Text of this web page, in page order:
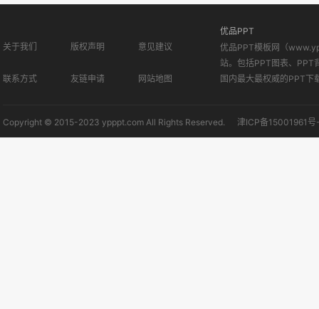
关于我们 版权声明 意见建议
联系方式 友链申请 网站地图
优品PPT
优品PPT模板网（
站。包括PPT图表、PPT
国内最大最权威的PPT下
Copyright © 2015-2023 ypppt.com All Rights Reserved. 津ICP备15001961号